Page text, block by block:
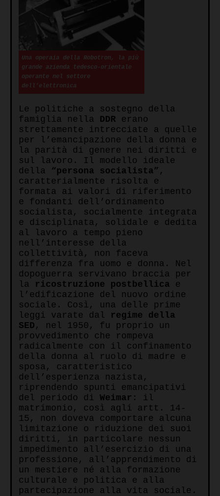
Una operaia della Robotron, la più
grande azienda tedesco-orientale
operante nel settore
dell’elettronica
Le politiche a sostegno della
famiglia nella DDR erano
strettamente intrecciate a quelle
per l’emancipazione della donna e
la parità di genere nei diritti e
sul lavoro. Il modello ideale
della “persona socialista” ,
caratterialmente risolta e
formata ai valori di riferimento
e fondanti dell’ordinamento
socialista, socialmente integrata
e disciplinata, solidale e dedita
al lavoro a tempo pieno
nell’interesse della
collettività, non faceva
differenza fra uomo e donna. Nel
dopoguerra servivano braccia per
la ricostruzione postbellica e
l’edificazione del nuovo ordine
sociale. Così, una delle prime
leggi varate dal regime della
SED , nel 1950, fu proprio un
provvedimento che rompeva
radicalmente con il confinamento
della donna al ruolo di madre e
sposa, caratteristico
dell’esperienza nazista,
riprendendo spunti emancipativi
del periodo di Weimar : il
matrimonio, così agli artt. 14-
15, non doveva comportare alcuna
limitazione o riduzione dei suoi
diritti, in particolare nessun
impedimento all’esercizio di una
professione, all’apprendimento di
un mestiere né alla formazione
culturale e politica e alla
partecipazione alla vita sociale.